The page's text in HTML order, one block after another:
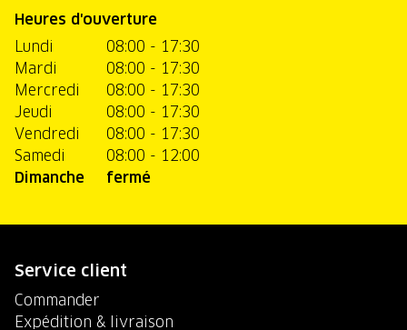
Heures d'ouverture
Lundi
08:00 - 17:30
Mardi
08:00 - 17:30
Mercredi
08:00 - 17:30
Jeudi
08:00 - 17:30
Vendredi
08:00 - 17:30
Samedi
08:00 - 12:00
Dimanche
fermé
Service client
Commander
Expédition & livraison